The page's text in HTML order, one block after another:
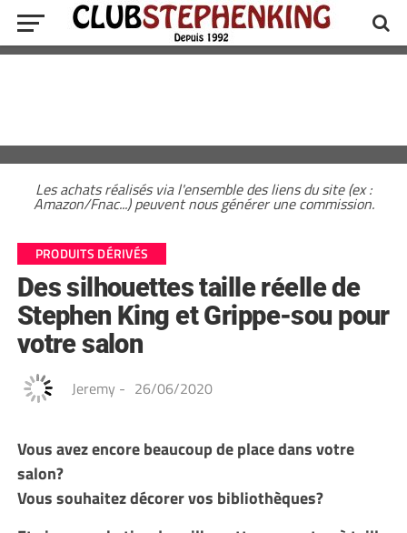
Les achats réalisés via l'ensemble des liens du site (ex :
Amazon/Fnac...) peuvent nous générer une commission.
PRODUITS DÉRIVÉS
Des silhouettes taille réelle de
Stephen King et Grippe-sou pour
votre salon
Jeremy - 26/06/2020
Vous avez encore beaucoup de place dans votre
salon?
Vous souhaitez décorer vos bibliothèques?